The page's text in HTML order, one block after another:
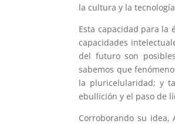
la cultura y la
Esta capacidad para la
capacidades
del futuro son
sabemos que
la pluricelularidad; y
ebullición y el paso de
Corroborando su idea,